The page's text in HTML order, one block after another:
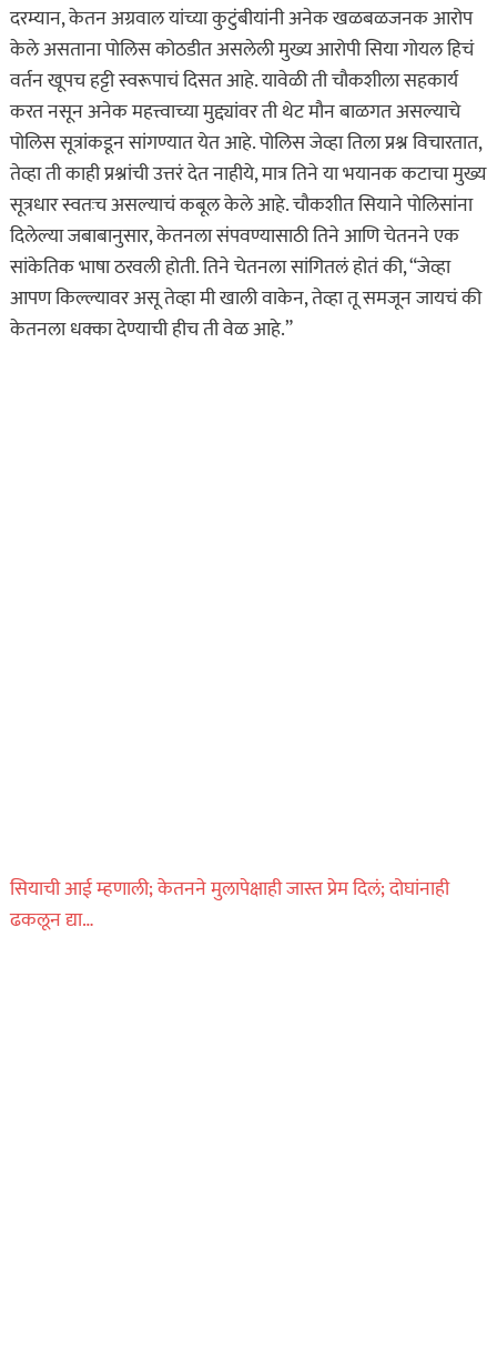
दरम्यान, केतन अग्रवाल यांच्या कुटुंबीयांनी अनेक खळबळजनक आरोप
केले असताना पोलिस कोठडीत असलेली मुख्य आरोपी सिया गोयल हिचं
वर्तन खूपच हट्टी स्वरूपाचं दिसत आहे. यावेळी ती चौकशीला सहकार्य
करत नसून अनेक महत्त्वाच्या मुद्द्यांवर ती थेट मौन बाळगत असल्याचे
पोलिस सूत्रांकडून सांगण्यात येत आहे. पोलिस जेव्हा तिला प्रश्न विचारतात,
तेव्हा ती काही प्रश्नांची उत्तरं देत नाहीये, मात्र तिने या भयानक कटाचा मुख्य
सूत्रधार स्वतःच असल्याचं कबूल केले आहे. चौकशीत सियाने पोलिसांना
दिलेल्या जबाबानुसार, केतनला संपवण्यासाठी तिने आणि चेतनने एक
सांकेतिक भाषा ठरवली होती. तिने चेतनला सांगितलं होतं की, “जेव्हा
आपण किल्ल्यावर असू तेव्हा मी खाली वाकेन, तेव्हा तू समजून जायचं की
केतनला धक्का देण्याची हीच ती वेळ आहे.”
सियाची आई म्हणाली; केतनने मुलापेक्षाही जास्त प्रेम दिलं; दोघांनाही
ढकलून द्या…